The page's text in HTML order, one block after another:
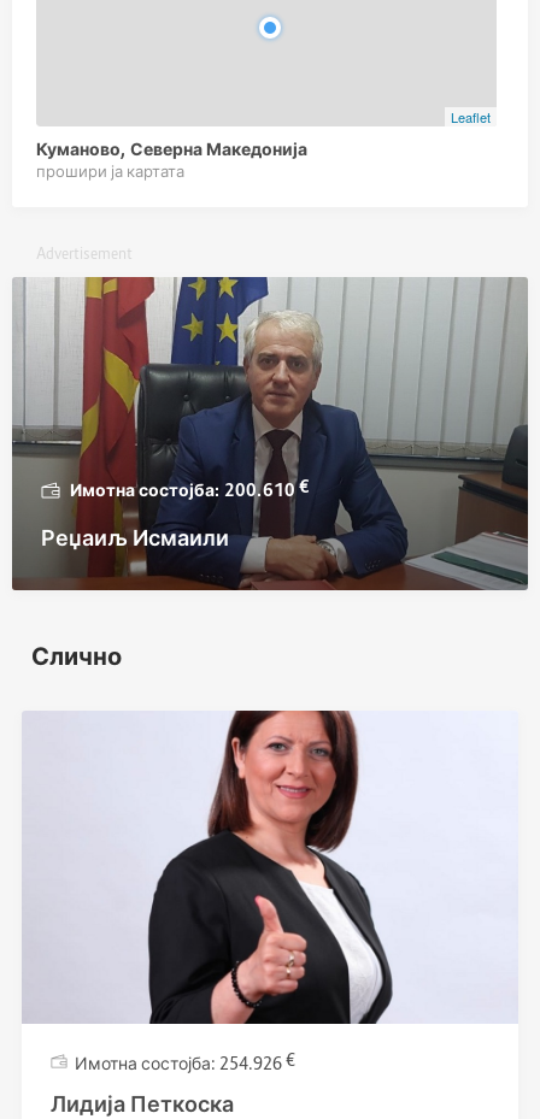
Leaflet
Куманово, Северна Македонија
прошири ја картата
Advertisement
200.610€
Реџаиљ Исмаили
Слично
254.926€
Лидија Петкоска